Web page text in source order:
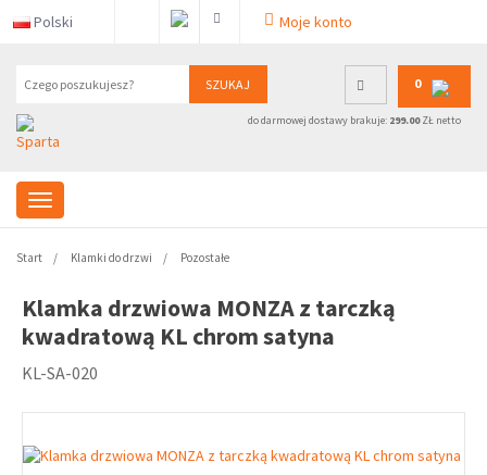
Polski Moje konto
SZUKAJ 0
do darmowej dostawy brakuje: 299.00ZŁ netto
Start Klamki do drzwi Pozostałe
Klamka drzwiowa MONZA z tarczką
kwadratową KL chrom satyna
KL-SA-020